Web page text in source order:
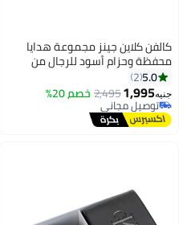
كلاين جينز مجموعة هدايا
وحزام أسود للرجال من
كلاين5.0
2
1,995
2,495خصم 20%
توصيل مجاني
توصيل مجاني